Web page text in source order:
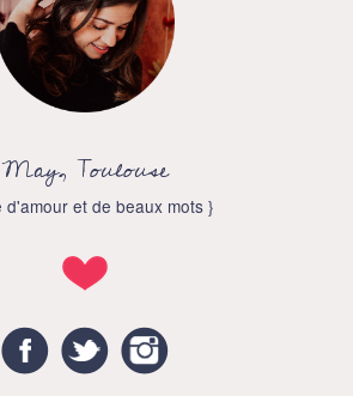
May, Toulouse
d'amour et de beaux mots }
FacebookTwitter